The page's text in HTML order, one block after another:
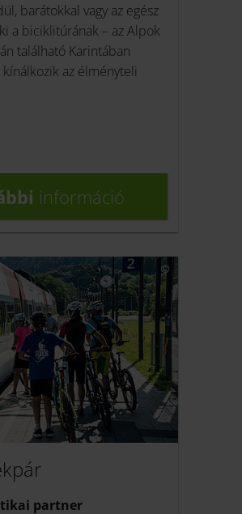
barátokkal vagy az egész
a biciklitúrának – az Alpok
található Karintában
az élményteli
információ
partner